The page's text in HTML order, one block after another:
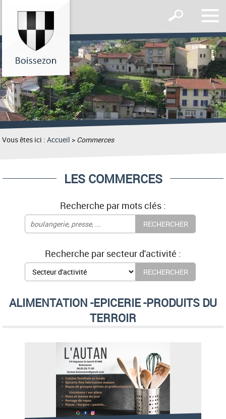
le
Afficher
formulaire
de
recherche
Vous êtes ici :Accueil > Commerces
LES COMMERCES
Recherche par mots clés :
Recherche par secteur d'activité :
ALIMENTATION -EPICERIE -PRODUITS DU
TERROIR